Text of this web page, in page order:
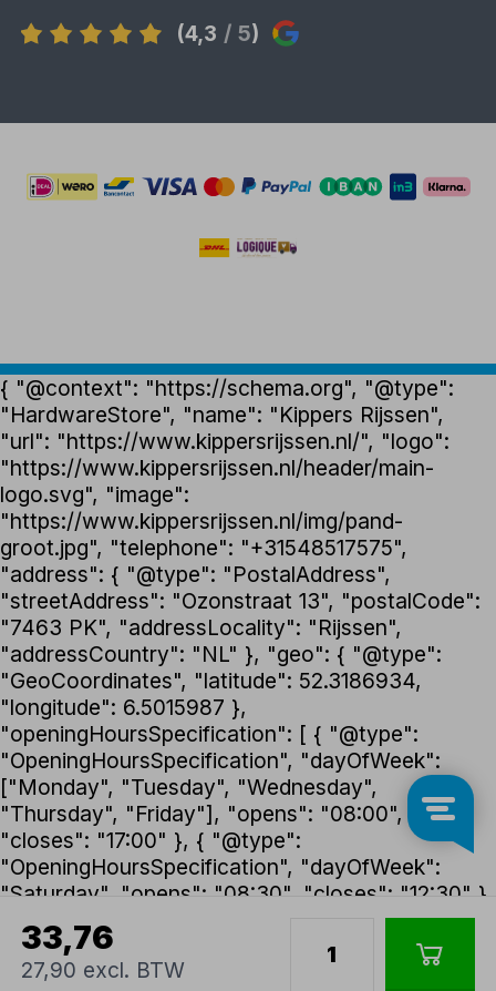
33,76
27,90 excl. BTW
(4,3 / 5)
{ "@context": "https://schema.org", "@type":
"HardwareStore", "name": "Kippers Rijssen",
"url": "https://www.kippersrijssen.nl/", "logo":
"https://www.kippersrijssen.nl/header/main-
logo.svg", "image":
"https://www.kippersrijssen.nl/img/pand-
groot.jpg", "telephone": "+31548517575",
"address": { "@type": "PostalAddress",
"streetAddress": "Ozonstraat 13", "postalCode":
"7463 PK", "addressLocality": "Rijssen",
"addressCountry": "NL" }, "geo": { "@type":
"GeoCoordinates", "latitude": 52.3186934,
"longitude": 6.5015987 },
"openingHoursSpecification": [ { "@type":
"OpeningHoursSpecification", "dayOfWeek":
["Monday", "Tuesday", "Wednesday",
"Thursday", "Friday"], "opens": "08:00",
"closes": "17:00" }, { "@type":
"OpeningHoursSpecification", "dayOfWeek":
"Saturday", "opens": "08:30", "closes": "12:30" }
], "foundingDate": "1992", "founder": { "@type":
"Person", "name": "Henk Kippers" },
"paymentAccepted": ["iDEAL", "Bancontact",